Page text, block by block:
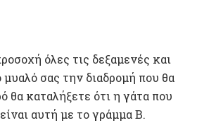
όλες τις δεξαμενές και
σας την διαδρομή που θα
θα καταλήξετε ότι η γάτα που
αυτή με το γράμμα B.